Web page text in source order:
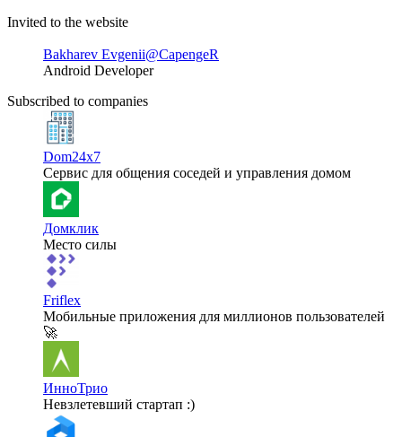
Invited to the website
Bakharev Evgenii@CapengeR
Android Developer
Subscribed to companies
Dom24x7
Сервис для общения соседей и управления домом
Домклик
Место силы
Friflex
Мобильные приложения для миллионов пользователей
🚀
ИнноТрио
Невзлетевший стартап :)